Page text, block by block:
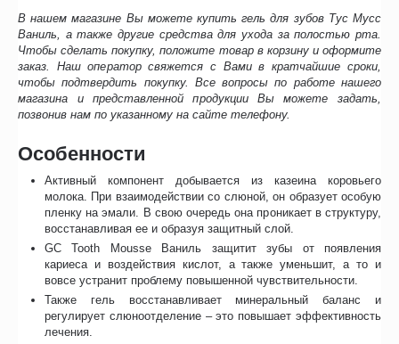
В нашем магазине Вы можете купить гель для зубов Тус Мусс
Ваниль, а также другие средства для ухода за полостью рта.
Чтобы сделать покупку, положите товар в корзину и оформите
заказ. Наш оператор свяжется с Вами в кратчайшие сроки,
чтобы подтвердить покупку. Все вопросы по работе нашего
магазина и представленной продукции Вы можете задать,
позвонив нам по указанному на сайте телефону.
Особенности
Активный компонент добывается из казеина коровьего
молока. При взаимодействии со слюной, он образует особую
пленку на эмали. В свою очередь она проникает в структуру,
восстанавливая ее и образуя защитный слой.
GC Tooth Mousse Ваниль защитит зубы от появления
кариеса и воздействия кислот, а также уменьшит, а то и
вовсе устранит проблему повышенной чувствительности.
Также гель восстанавливает минеральный баланс и
регулирует слюноотделение – это повышает эффективность
лечения.